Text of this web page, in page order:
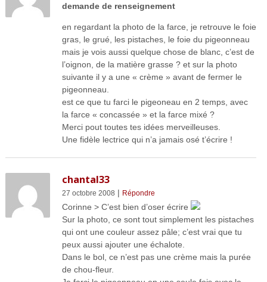
demande de renseignement
en regardant la photo de la farce, je retrouve le foie
gras, le grué, les pistaches, le foie du pigeonneau
mais je vois aussi quelque chose de blanc, c’est de
l’oignon, de la matière grasse ? et sur la photo
suivante il y a une « crème » avant de fermer le
pigeonneau.
est ce que tu farci le pigeoneau en 2 temps, avec
la farce « concassée » et la farce mixé ?
Merci pout toutes tes idées merveilleuses.
Une fidèle lectrice qui n’a jamais osé t’écrire !
chantal33
27 octobre 2008 | Répondre
Corinne > C’est bien d’oser écrire
Sur la photo, ce sont tout simplement les pistaches
qui ont une couleur assez pâle; c’est vrai que tu
peux aussi ajouter une échalote.
Dans le bol, ce n’est pas une crème mais la purée
de chou-fleur.